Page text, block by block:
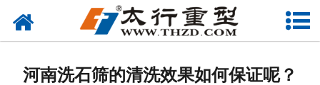
网站首页
河南洗石筛的清洗效果如何保证呢？